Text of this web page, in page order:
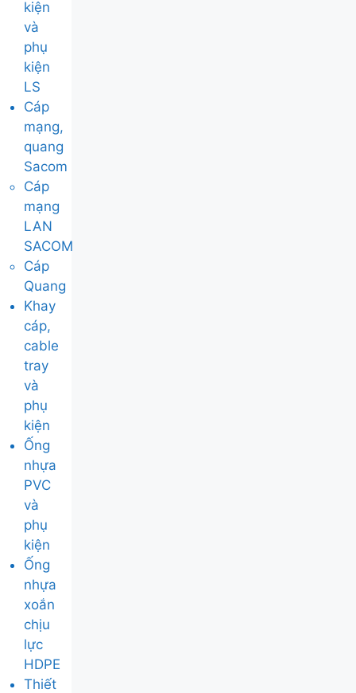
kiện
và
phụ
kiện
LS
Cáp
mạng,
quang
Sacom
Cáp
mạng
LAN
SACOM
Cáp
Quang
Khay
cáp,
cable
tray
và
phụ
kiện
Ống
nhựa
PVC
và
phụ
kiện
Ống
nhựa
xoắn
chịu
lực
HDPE
Thiết